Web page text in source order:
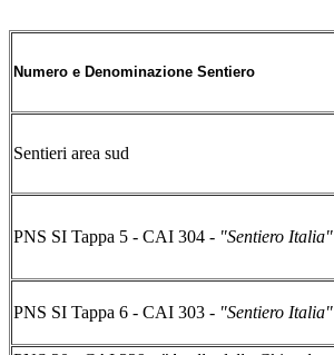
Numero e Denominazione Sentiero
Sentieri area sud
PNS SI Tappa 5 - CAI 304 - "Sentiero Italia"
PNS SI Tappa 6 - CAI 303 - "Sentiero Italia"